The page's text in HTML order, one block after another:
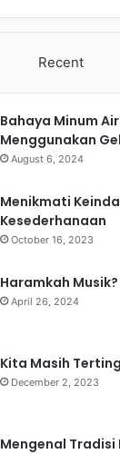
Recent
Bahaya Minum
Menggunakan
August 6, 2024
Menikmati
Kesederhanaan
October 16, 2023
Haramkah Musik?
April 26, 2024
Kita Masih
December 2, 2023
Mengenal Tradisi